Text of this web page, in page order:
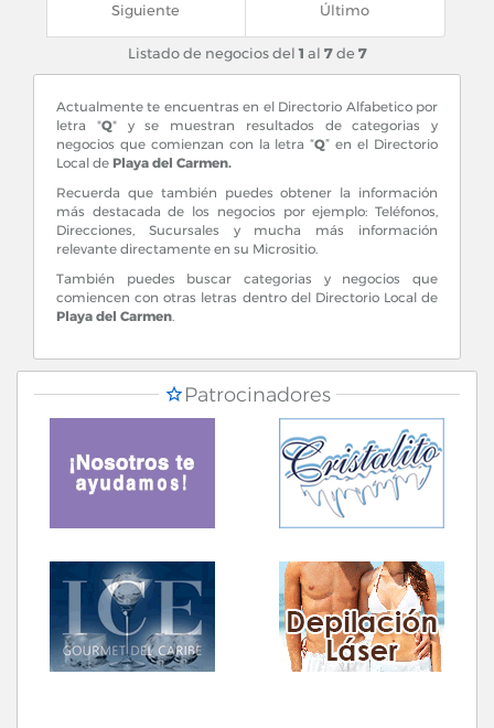
Siguiente Último
Listado de negocios del1 al 7de 7
Actualmente te encuentras en el Directorio Alfabetico por
letra "Q" y se muestran resultados de categorias y
negocios que comienzan con la letra “Q” en el Directorio
Local de Playa del Carmen.
Recuerda que también puedes obtener la información
más destacada de los negocios por ejemplo: Teléfonos,
Direcciones, Sucursales y mucha más información
relevante directamente en su Micrositio.
También puedes buscar categorias y negocios que
comiencen con otras letras dentro del Directorio Local de
Playa del Carmen.
Patrocinadores